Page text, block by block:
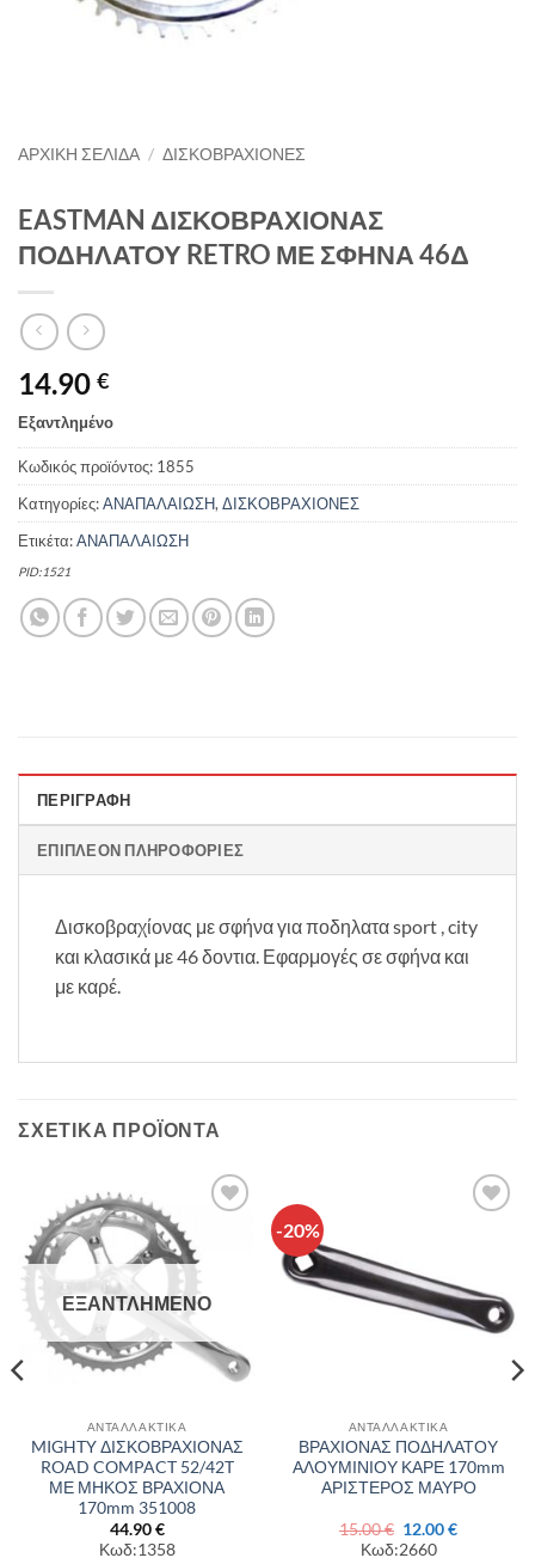
ΑΡΧΙΚΉ ΣΕΛΊΔΑ / ΔΙΣΚΟΒΡΑΧΙΟΝΕΣ
EASTMAN ΔΙΣΚΟΒΡΑΧΙΟΝΑΣ
ΠΟΔΗΛΑΤΟΥ RETRO ΜΕ ΣΦΗΝΑ 46Δ
14.90 €
Εξαντλημένο
Κωδικός προϊόντος: 1855
Κατηγορίες:ΑΝΑΠΑΛΑΙΩΣΗ, ΔΙΣΚΟΒΡΑΧΙΟΝΕΣ
Ετικέτα:ΑΝΑΠΑΛΑΙΩΣΗ
PID:1521
ΠΕΡΙΓΡΑΦΉ
ΕΠΙΠΛΈΟΝ ΠΛΗΡΟΦΟΡΊΕΣ
Δισκοβραχίονας με σφήνα για ποδηλατα sport , city
και κλασικά με 46 δοντια. Εφαρμογές σε σφήνα και
με καρέ.
ΣΧΕΤΙΚΆ ΠΡΟΪΌΝΤΑ
Πρόσθήκη
στην λίστα
επιθυμιών
ΕΞΑΝΤΛΗΜΈΝΟ
ΑΝΤΑΛΛΑΚΤΙΚΑ
MIGHTY ΔΙΣΚΟΒΡΑΧΙΟΝΑΣ
ROAD COMPACT 52/42T
ΜΕ ΜΗΚΟΣ ΒΡΑΧΙΟΝΑ
170mm 351008
44.90€
Κωδ:1358
-20%
ΑΝΤΑΛΛΑΚΤΙΚΑ
ΒΡΑΧΙΟΝΑΣ ΠΟΔΗΛΑΤΟΥ
ΑΛΟΥΜΙΝΙΟΥ ΚΑΡΕ 170mm
ΑΡΙΣΤΕΡΟΣ ΜΑΥΡΟ
15.00€ Original
price
was:
12.00€Η
Κωδ:2660